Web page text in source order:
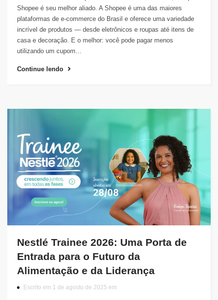
Shopee é seu melhor aliado. A Shopee é uma das maiores
plataformas de e-commerce do Brasil e oferece uma variedade
incrível de produtos — desde eletrônicos e roupas até itens de
casa e decoração. E o melhor: você pode pagar menos
utilizando um cupom…
Continue lendo
Nestlé Trainee 2026: Uma Porta de
Entrada para o Futuro da
Alimentação e da Liderança
Escrito em 1 de agosto de 2025 em